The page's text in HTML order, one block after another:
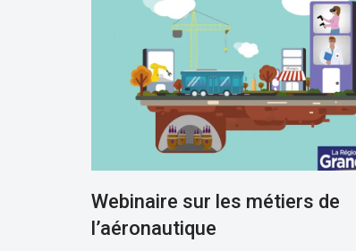
Webinaire sur les métiers de
l’aéronautique